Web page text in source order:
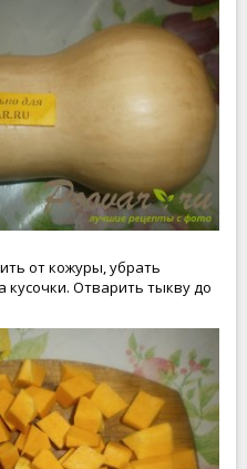
от кожуры, убрать
кусочки. Отварить тыкву до